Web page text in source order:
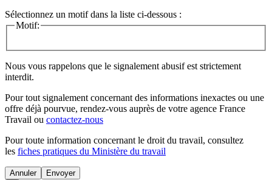
Sélectionnez un motif dans la liste ci-dessous :
Motif:
Nous vous rappelons que le signalement abusif est strictement
interdit.
Pour tout signalement concernant des informations inexactes ou une
offre déjà pourvue, rendez-vous auprès de votre agence France
Travail ou contactez-nous
Pour toute information concernant le droit du travail, consultez
les fiches pratiques du Ministère du travail
Annuler